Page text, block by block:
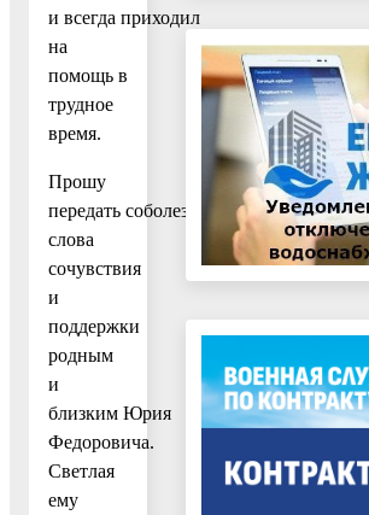
и всегда приходил
на
помощь в
трудное
время.
Прошу
передать соболезнования,
слова
сочувствия
и
поддержки
родным
и
близким Юрия
Федоровича.
Светлая
ему